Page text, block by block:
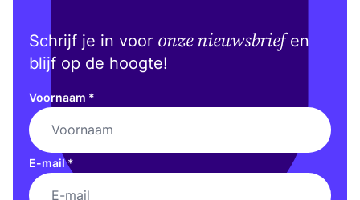
Schrijf je in voor onze nieuwsbriefen
blijf op de hoogte!
Voornaam *
E-mail*